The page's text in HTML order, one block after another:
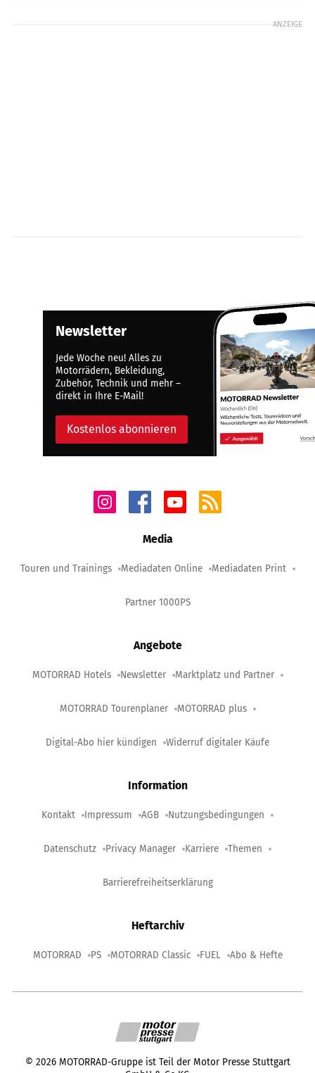
ANZEIGE
Newsletter
Jede Woche neu! Alles zu
Motorrädern, Bekleidung,
Zubehör, Technik und mehr –
direkt in Ihre E-Mail!
Kostenlos abonnieren
Media
Touren und Trainings Mediadaten Online Mediadaten Print
Partner 1000PS
Angebote
MOTORRAD Hotels Newsletter Marktplatz und Partner
MOTORRAD Tourenplaner MOTORRAD plus
Digital-Abo hier kündigen Widerruf digitaler Käufe
Information
Kontakt Impressum AGB Nutzungsbedingungen
Datenschutz Privacy Manager Karriere Themen
Barrierefreiheitserklärung
Heftarchiv
MOTORRAD PS MOTORRAD Classic FUEL Abo & Hefte
© 2026 MOTORRAD-Gruppe ist Teil der Motor Presse Stuttgart